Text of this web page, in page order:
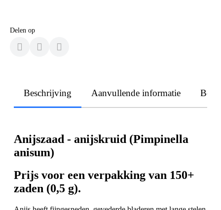
Delen op
Beschrijving Aanvullende informatie
Anijszaad - anijskruid (Pimpinella
anisum)
Prijs voor een verpakking van 150+
zaden (0,5 g).